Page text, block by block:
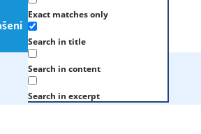
Exact matches only
Search in title
Search in content
Search in excerpt